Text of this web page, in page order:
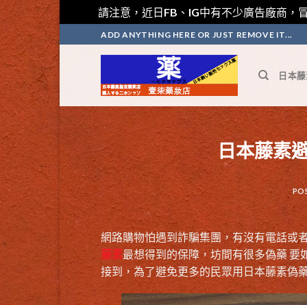
請注意，近日FB、IG中有不少廣告廠商，
to
ADD ANYTHING HERE OR JUST REMOVE IT...
日本
日本藤素
網路購物怕遇到詐騙集團，有沒有電話或
藤素最想得到的保障，坊間有很多偽藥
接到，為了避免更多的民眾用日本藤素偽